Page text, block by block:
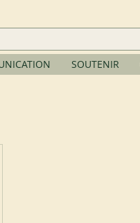
SOUTENIR